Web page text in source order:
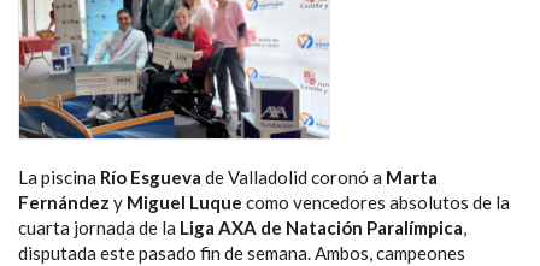
La piscina Río Esgueva de Valladolid coronó a Marta
Fernández y Miguel Luque como vencedores absolutos de la
cuarta jornada de la Liga AXA de Natación Paralímpica,
disputada este pasado fin de semana. Ambos, campeones